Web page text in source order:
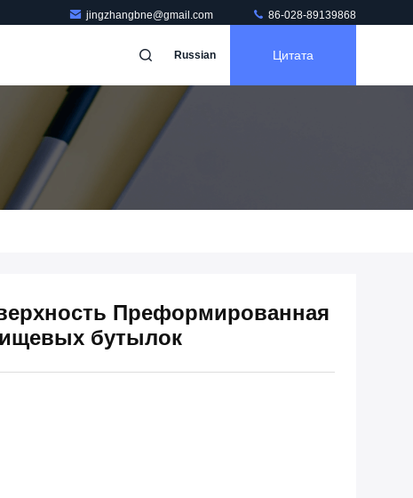
jingzhangbne@gmail.com 86-028-89139868
Russian Цитата
Преформированная
бутылок